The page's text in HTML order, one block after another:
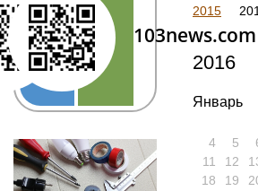
103news.com
2015
2016
Январь
4
5
11
12
18
19